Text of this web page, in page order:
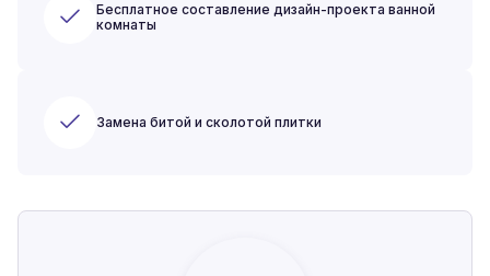
Бесплатное составление дизайн-проекта ванной
комнаты
Замена битой и сколотой плитки